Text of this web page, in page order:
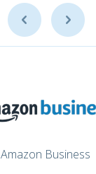
Amazon Business